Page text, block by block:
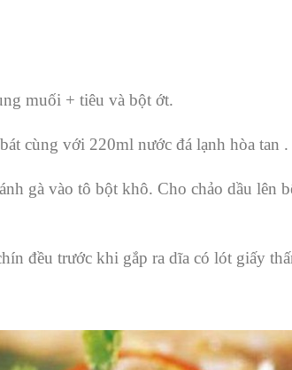
muối + tiêu và bột ớt.
cùng với 220ml nước đá lạnh hòa tan
gà vào tô bột khô. Cho chảo dầu lên
đều trước khi gắp ra dĩa có lót giấy